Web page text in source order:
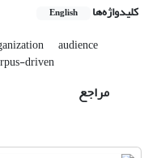
کلیدواژه‌ها English
audience
driven
مراجع